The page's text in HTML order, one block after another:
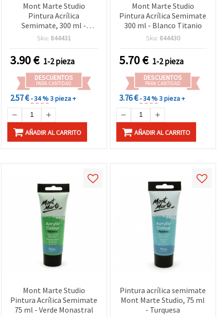
Mont Marte Studio
Pintura Acrílica
Semimate, 300 ml -
Amarillo Limón para
Sku: 844431
3.90€ 1-2 pieza
DESCUENTOS
PARA CANTIDAD
2.57 €- 34 %3 pieza +
AÑADIR AL CARRITO
Mont Marte Studio
Pintura Acrílica Semimate
300 ml - Blanco Titanio
Sku: 844430
5.70€ 1-2 pieza
DESCUENTOS
PARA CANTIDAD
3.76 €- 34 %3 pieza +
AÑADIR AL CARRITO
Mont Marte Studio
Pintura Acrílica Semimate
75 ml - Verde Monastral
Pintura acrílica semimate
Mont Marte Studio, 75 ml
- Turquesa